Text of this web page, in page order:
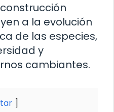
a la evolución
de las especies,
y
cambiantes.